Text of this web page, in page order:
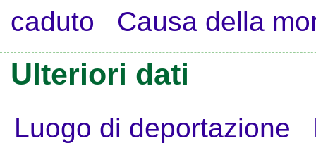
caduto
Causa della
Ulteriori dati
Luogo di deportazione